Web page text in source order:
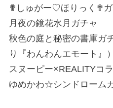
✟しゅがー♡ほりっく✟ガ
月夜の鏡花水月ガチャ
秋色の庭と秘密の書庫ガ
り『わんわんエモート』）
スヌーピー×REALITYコ
ゆめかわ☆シンドローム